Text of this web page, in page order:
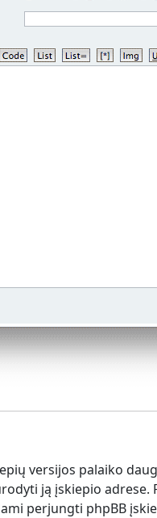
versijos palaiko
ją įskiepio
perjungti phpBB